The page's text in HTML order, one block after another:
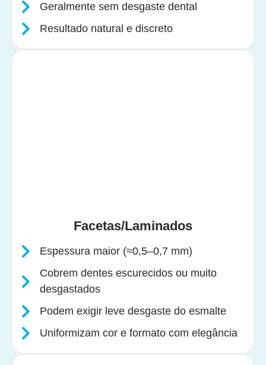
Geralmente sem desgaste dental
Resultado natural e discreto
Facetas/Laminados
Espessura maior (≈0,5–0,7 mm)
Cobrem dentes escurecidos ou muito
desgastados
Podem exigir leve desgaste do esmalte
Uniformizam cor e formato com elegância